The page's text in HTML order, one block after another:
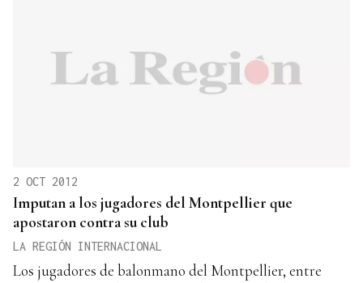
2 OCT 2012
Imputan a los jugadores del Montpellier que
apostaron contra su club
LA REGIÓN INTERNACIONAL
Los jugadores de balonmano del Montpellier, entre